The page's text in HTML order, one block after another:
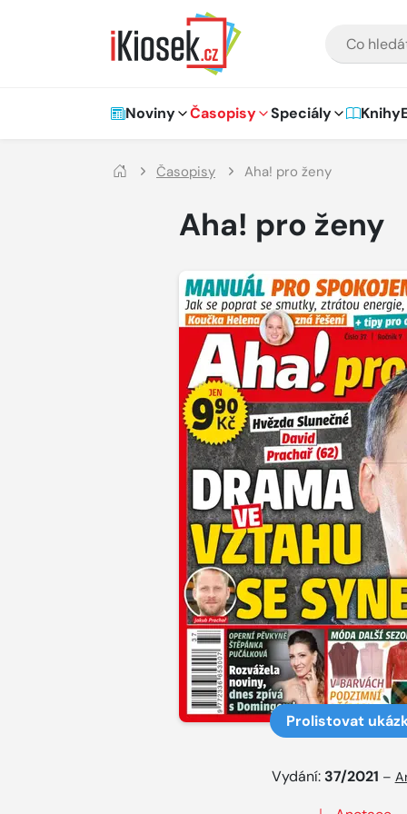
Hlavní navigace
Noviny Časopisy Speciály Knihy
Časopisy Aha! pro ženy
Aha! pro ženy
Prolistovat
Vydání: 37/2021 –